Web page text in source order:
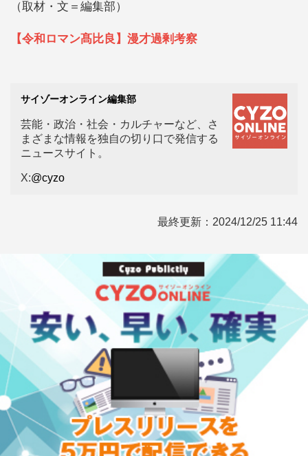
（取材・文＝編集部）
【令和ロマン髙比良】漫才過剰考察
サイゾーオンライン編集部
芸能・政治・社会・カルチャーなど、さ
まざまな情報を独自の切り口で発信する
ニュースサイト。
X:@cyzo
最終更新： 2024/12/25 11:44